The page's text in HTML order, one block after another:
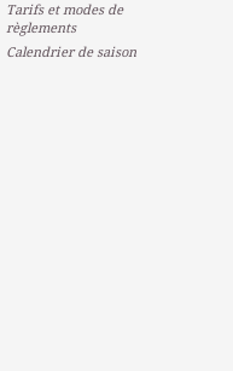
Tarifs et modes de
règlements
Calendrier de saison